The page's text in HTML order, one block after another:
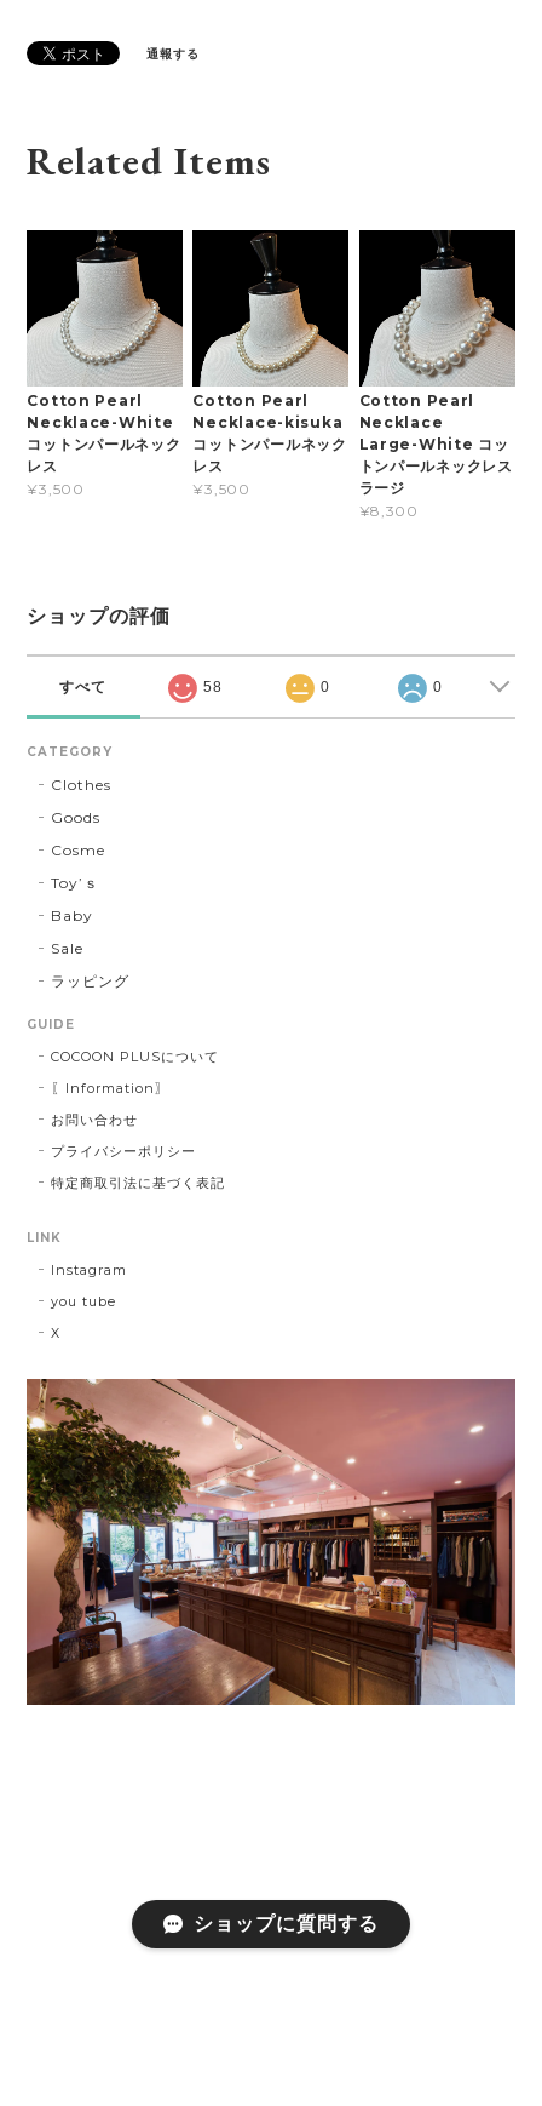
通報する
Related Items
Cotton Pearl
Necklace-White
コットンパールネック
レス
¥3,500
Cotton Pearl
Necklace-kisuka
コットンパールネック
レス
¥3,500
Cotton Pearl
Necklace
Large-White コッ
トンパールネックレス
ラージ
¥8,300
ショップの評価
すべて 58 0 0
CATEGORY
Clothes
Goods
Cosme
Toy’ｓ
Baby
Sale
ラッピング
GUIDE
COCOON PLUSについて
〖Information〗
お問い合わせ
プライバシーポリシー
特定商取引法に基づく表記
LINK
Instagram
you tube
X
ショップに質問する